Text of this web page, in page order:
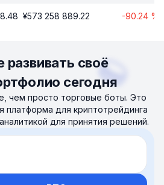
¥573 258 889.22 -90.24 %
развивать своё
сегодня
чем просто торговые боты. Это
платформа для криптотрейдинга
для принятия решений.